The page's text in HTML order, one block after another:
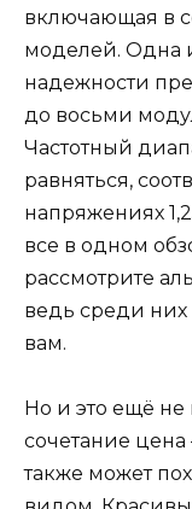
включающая в
моделей. Одна
надежности
до восьми
Частотный
равняться,
напряжениях
все в одном
рассмотрите
ведь среди
вам.
Но и это ещё
сочетание цена
также может